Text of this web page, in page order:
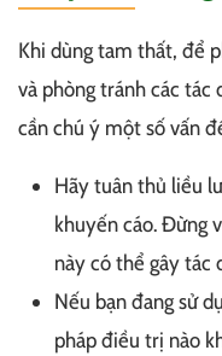
Khi dùng tam thất, để
và phòng tránh các tác
cần chú ý một số vấn
Hãy tuân thủ liều
khuyến cáo. Đừng
này có thể gây tác
Nếu bạn đang sử
pháp điều trị nào